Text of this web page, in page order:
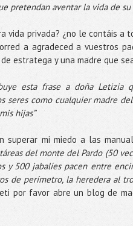
pretendan aventar la vida de su
vida privada? ¿no le contáis a
a agradeced a vuestros
estratega y una madre que
esta frase a doña Letizia
seres como cualquier madre
hijas”
superar mi miedo a las
del monte del Pardo (50
y 500 jabalíes pacen entre
de perímetro, la heredera al
por favor abre un blog de